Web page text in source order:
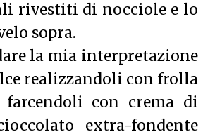
rivestiti di nocciole e lo
sopra.
la mia interpretazione
realizzandoli con frolla
farcendoli con crema di
extra-fondente